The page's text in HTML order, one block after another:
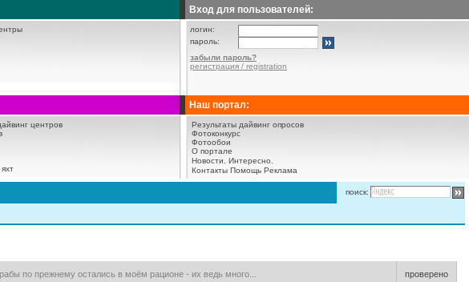
Вход для пользователей:
логин:
пароль:
забыли пароль?
регистрация / registration
центров
Наш портал:
Результаты дайвинг опросов
Фотоконкурс
Фотообои
О портале
Новости.
Интересно.
Контакты Помощь Реклама
поиск:
по прежнему остались в моём рационе - их ведь много... проверено